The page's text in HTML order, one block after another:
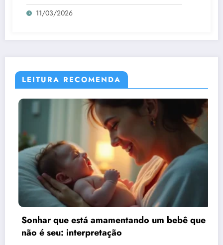
11/03/2026
LEITURA RECOMENDA
Sonhar que está amamentando um bebê que
não é seu: interpretação